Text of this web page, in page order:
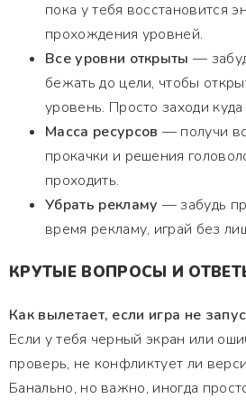
пока у тебя восстановится
прохождения уровней.
Все уровни открыты —
бежать до цели, чтобы
уровень. Просто заходи
Масса ресурсов — получи
прокачки и решения
проходить.
Убрать рекламу — забудь
время рекламу, играй без
КРУТЫЕ ВОПРОСЫ И
Как вылетает, если игра не
Если у тебя черный экран или
проверь, не конфликтует ли
Банально, но важно, иногда